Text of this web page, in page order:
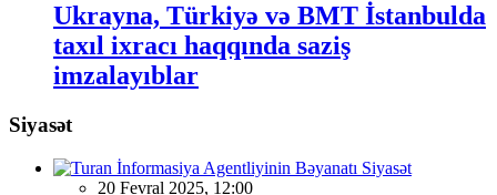
Ukrayna, Türkiyə və BMT İstanbulda
taxıl ixracı haqqında saziş
imzalayıblar
Siyasət
Siyasət
20 Fevral 2025, 12:00